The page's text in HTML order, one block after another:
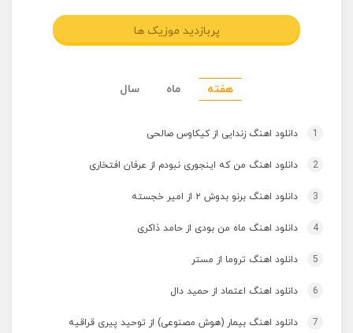
پربازدید موزیک ها
هفته ماه سال
1 دانلود اهنگ زندایی از کیکاوس صالحی
2 دانلود اهنگ من که اینجوری نبودم از عرفان افتخاری
3 دانلود اهنگ برنو بدوش ۲ از امیر خجسته
4 دانلود اهنگ ماه من بودی از حامد ذاکری
5 دانلود اهنگ تروما از مستر
6 دانلود اهنگ اعتماد از حمید دال
7 دانلود اهنگ بیمار (هوش مصنوعی) از توحید پیری قراقیه